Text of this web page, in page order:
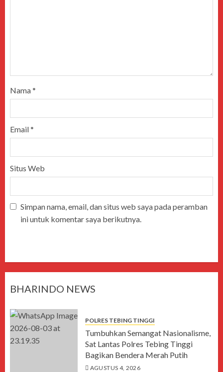
Nama*
Email*
Situs Web
Simpan nama, email, dan situs web saya pada peramban
ini untuk komentar saya berikutnya.
BHARINDO NEWS
POLRES TEBING TINGGI
Tumbuhkan Semangat Nasionalisme,
Sat Lantas Polres Tebing Tinggi
Bagikan Bendera Merah Putih
AGUSTUS 4, 2026